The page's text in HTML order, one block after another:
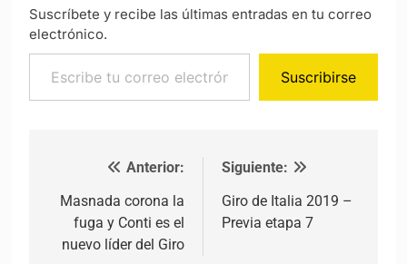
Suscríbete y recibe las últimas entradas en tu correo
electrónico.
Escribe tu correo electrónico…
Suscribirse
Navegación de entradas
Anterior:
Masnada corona la
fuga y Conti es el
nuevo líder del Giro
Siguiente:
Giro de Italia 2019 –
Previa etapa 7